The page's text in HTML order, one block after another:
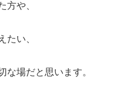
方や、
たい、
な場だと思います。